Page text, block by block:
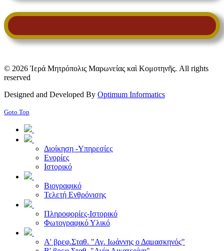
© 2026 Ἱερά Μητρόπολις Μαρωνείας καὶ Κομοτηνῆς. All rights
reserved
Designed and Developed By Optimum Informatics
Goto Top
Διοίκηση -Υπηρεσίες
Ενορίες
Ιστορικό
Βιογραφικό
Τελετή Ενθρόνισης
Πληροφορίες-Ιστορικό
Φωτογραφικό Υλικό
Α' βρεφ.Σταθ. "Αγ. Ιωάννης ο Δαμασκηνός"